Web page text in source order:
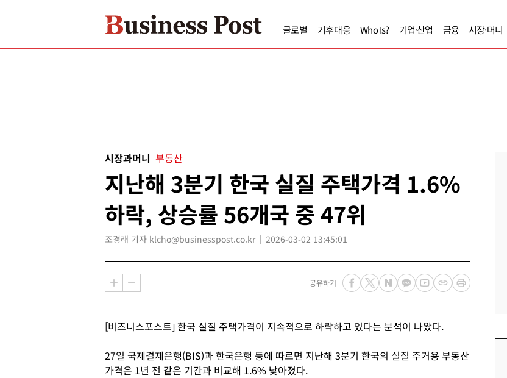
글로벌 기후대응 Who Is? 기업·산업 금융 시장·머니
시장과머니 부동산
지난해 3분기 한국 실질 주택가격 1.6%
하락, 상승률 56개국 중 47위
조경래 기자 klcho@businesspost.co.kr 2026-03-02 13:45:01
공유하기
[비즈니스포스트] 한국 실질 주택가격이 지속적으로 하락하고 있다는 분석이 나왔다.
27일 국제결제은행(BIS)과 한국은행 등에 따르면 지난해 3분기 한국의 실질 주거용 부동산
가격은 1년 전 같은 기간과 비교해 1.6% 낮아졌다.